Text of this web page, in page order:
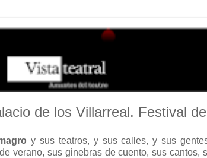
de los Villarreal. Festival
y sus teatros, y sus calles, y sus
verano, sus ginebras de cuento, sus cantos,